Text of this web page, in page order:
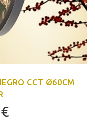
CCT Ø60CM
€